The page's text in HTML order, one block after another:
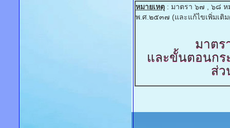
หมายเหตุ : มาตรา ๖๗ , ๖๘ ห
พ.ศ.๒๕๓๗ (และแก้ไขเพิ่มเ
มาต
และขั้นตอนกร
ส่